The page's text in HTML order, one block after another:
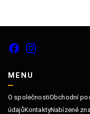
MENU
O společnostiObchodní
údajůKontaktyNabízené